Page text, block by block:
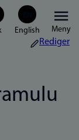
Meny
Rediger